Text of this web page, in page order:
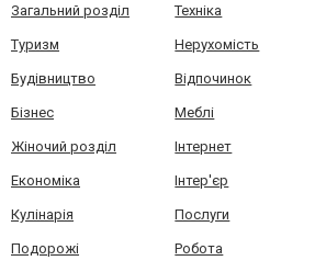
Загальний розділ Техніка
Туризм Нерухомість
Будівництво Відпочинок
Бізнес Меблі
Жіночий розділ Інтернет
Економіка Інтер'єр
Кулінарія Послуги
Подорожі Робота